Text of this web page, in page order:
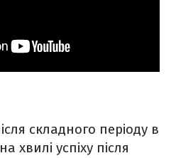
складного періоду в
хвилі успіху після